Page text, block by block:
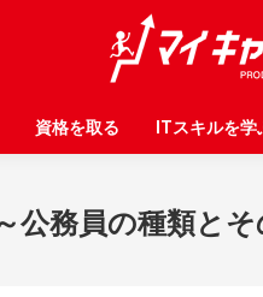
資格を取る ITスキルを学
公務員の種類とそ
資格を取る ITスキルを学